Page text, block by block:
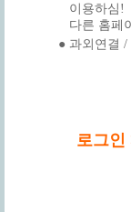
이용하심!
다른 홈페
● 과외연결
로그인